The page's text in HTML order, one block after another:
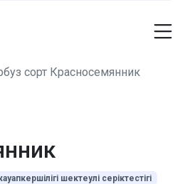
сорт Красносемянник
шектеулі серіктестігі